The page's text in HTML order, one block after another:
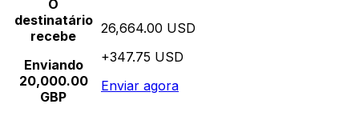
O
destinatário
recebe
Enviando
20,000.00
GBP
26,664.00 USD
+347.75 USD
Enviar agora